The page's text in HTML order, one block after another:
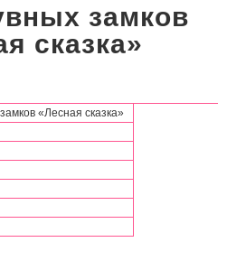
замков
сказка»
«Лесная сказка»